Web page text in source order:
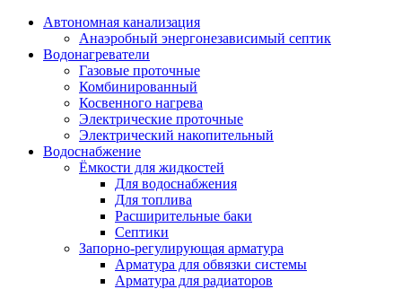
Автономная канализация
Анаэробный энергонезависимый септик
Водонагреватели
Газовые проточные
Комбинированный
Косвенного нагрева
Электрические проточные
Электрический накопительный
Водоснабжение
Ёмкости для жидкостей
Для водоснабжения
Для топлива
Расширительные баки
Септики
Запорно-регулирующая арматура
Арматура для обвязки системы
Арматура для радиаторов